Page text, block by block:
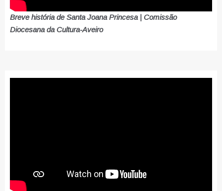
Breve história de Santa Joana Princesa | Comissão
Diocesana da Cultura-Aveiro